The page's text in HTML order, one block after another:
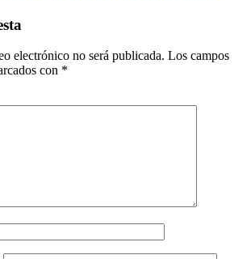
electrónico no será publicada. Los campos
con *